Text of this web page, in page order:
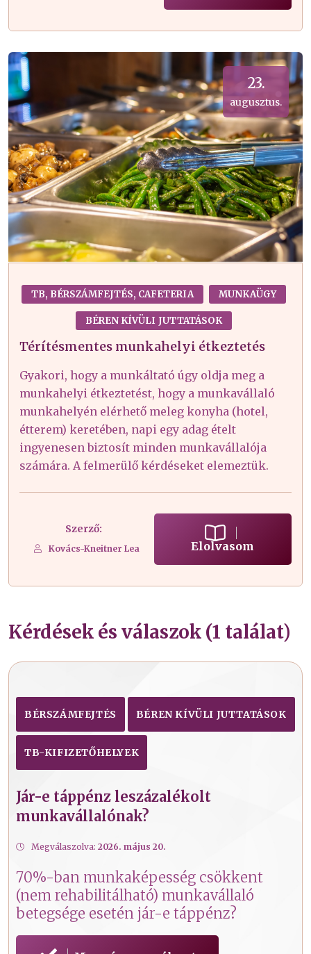
23.
augusztus.
TB, BÉRSZÁMFEJTÉS, CAFETERIA MUNKAÜGY
BÉREN KÍVÜLI JUTTATÁSOK
Térítésmentes munkahelyi étkeztetés
Gyakori, hogy a munkáltató úgy oldja meg a
munkahelyi étkeztetést, hogy a munkavállaló
munkahelyén elérhető meleg konyha (hotel,
étterem) keretében, napi egy adag ételt
ingyenesen biztosít minden munkavállalója
számára. A felmerülő kérdéseket elemeztük.
Szerző:
Kovács-Kneitner Lea Elolvasom
Kérdések és válaszok (1 találat)
BÉRSZÁMFEJTÉS BÉREN KÍVÜLI JUTTATÁSOK
TB-KIFIZETŐHELYEK
Jár-e táppénz leszázalékolt
munkavállalónak?
Megválaszolva: 2026. május 20.
70%-ban munkaképesség csökkent
(nem rehabilitálható) munkavállaló
betegsége esetén jár-e táppénz?